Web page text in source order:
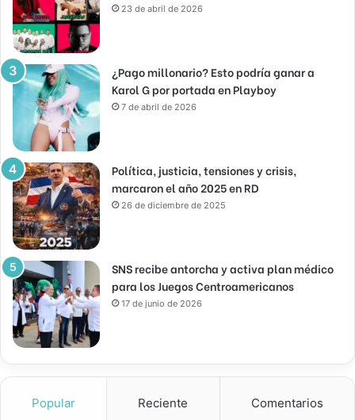
23 de abril de 2026
¿Pago millonario? Esto podría ganar a
Karol G por portada en Playboy
7 de abril de 2026
Política, justicia, tensiones y crisis,
marcaron el año 2025 en RD
26 de diciembre de 2025
SNS recibe antorcha y activa plan médico
para los Juegos Centroamericanos
17 de junio de 2026
Popular Reciente Comentarios